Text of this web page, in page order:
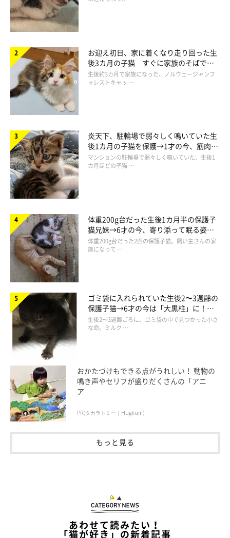
お迎え初日、家に着くなり走り回った生
後3カ月の子猫 すぐに家族のそばで落
ち着く姿に「迎えてよかった」
生後約3カ月で家族になった、ノルウェージャンフ
ォレストキャッ …
炎天下、駐輪場で弱々しく鳴いていた生
後1カ月の子猫を保護→1才の今、筋肉質
でツンデレなコに成長
マンションの駐輪場で弱々しく鳴いていた、生後1
カ月ほどの子猫 …
体重200g台だった生後1カ月半の保護子
猫兄妹→6才の今、寄り添って眠る姿に
ほっこり！
体重200g台だった2匹の保護子猫。飼い主さんの家
族になって …
ゴミ袋に入れられていた生後2〜3週齢の
保護子猫→6才の今は「大黒柱」に！
美しい黒猫に成長した姿にグッとくる
生後2〜3週齢ごろに、ゴミ袋の中で見つかった小さ
な命。ミルク …
おかたづけもできる点がうれしい！ 動物の
鳴き声やセリフが盛りだくさんの「アニ
ア ...
PR(タカラトミー｜Hugkum)
もっと見る
あわせて読みたい！
「猫が好き」の新着記事